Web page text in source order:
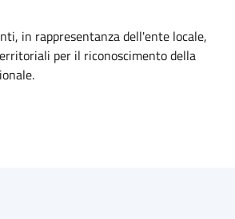
in rappresentanza dell'ente locale,
per il riconoscimento della